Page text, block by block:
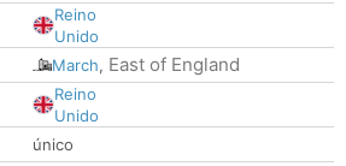
Reino
Unido
March, East of England
Reino
Unido
único